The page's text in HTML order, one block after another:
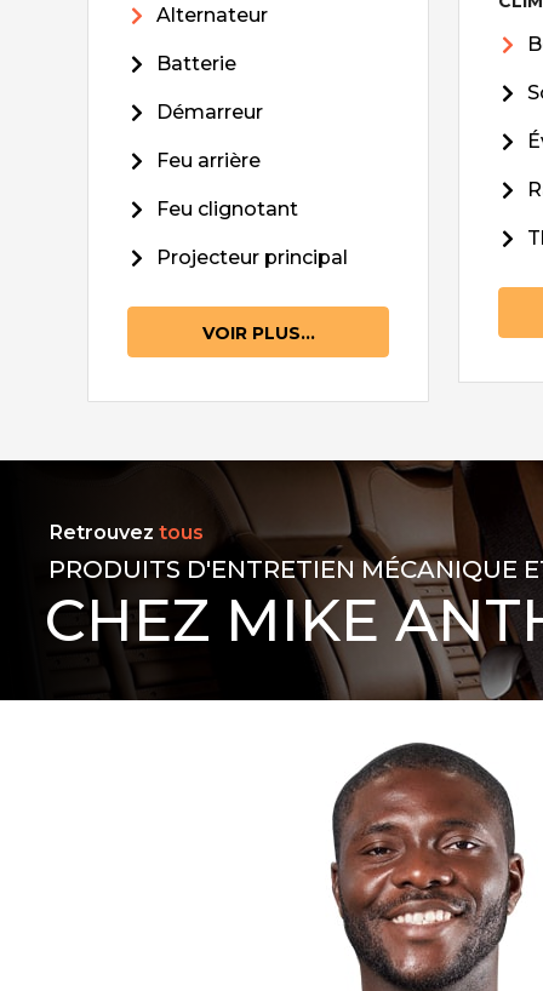
Alternateur
Batterie
Démarreur
Feu arrière
Feu clignotant
Projecteur principal
VOIR PLUS...
Retrouvez tous
PRODUITS D'ENTRETIEN MÉCANIQUE
CHEZ MIKE